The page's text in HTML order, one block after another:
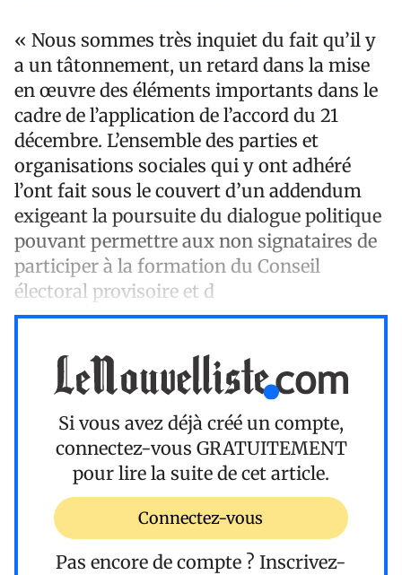
« Nous sommes très inquiet du fait qu’il y
a un tâtonnement, un retard dans la mise
en œuvre des éléments importants dans le
cadre de l’application de l’accord du 21
décembre. L’ensemble des parties et
organisations sociales qui y ont adhéré
l’ont fait sous le couvert d’un addendum
exigeant la poursuite du dialogue politique
pouvant permettre aux non signataires de
participer à la formation du Conseil
électoral provisoire et d
Si vous avez déjà créé un compte,
connectez-vous GRATUITEMENT
pour lire la suite de cet article.
Connectez-vous
Pas encore de compte ? Inscrivez-